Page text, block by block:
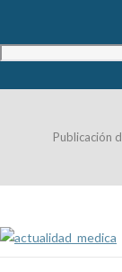
Publicación